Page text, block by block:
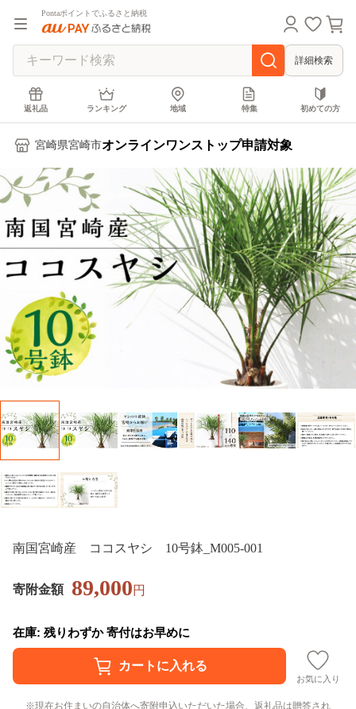
Pontaポイントでふるさと納税
詳細検索
返礼品 ランキング 地域 特集 初めての方
宮崎県宮崎市オンラインワンストップ申請対象
南国宮崎産 ココスヤシ 10号鉢_M005-001
寄附金額 89,000円
在庫: 残りわずか 寄付はお早めに
お気に入り
現在お住まいの自治体へ寄附申込いただいた場合、返礼品は贈答され